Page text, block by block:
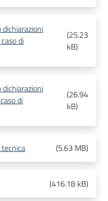
di
(25.23
kB)
di
(26.94
kB)
(5.63 MB)
(416.18 kB)